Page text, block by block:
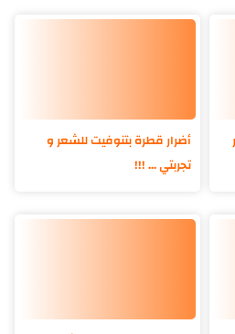
أضرار قطرة بتنوفيت للشعر و
تجربتي ... !!!